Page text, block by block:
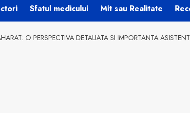
Sfatul medicului Mit sau Realitate
O PERSPECTIVA DETALIATA SI IMPORTANTA